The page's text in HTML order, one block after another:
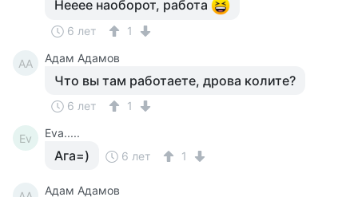
Нееее наоборот, работа
6 лет 1
АА Адам Адамов
Что вы там работаете, дрова колите?
6 лет 1
Ev Eva.....
Ага=) 6 лет 1
Адам Адамов